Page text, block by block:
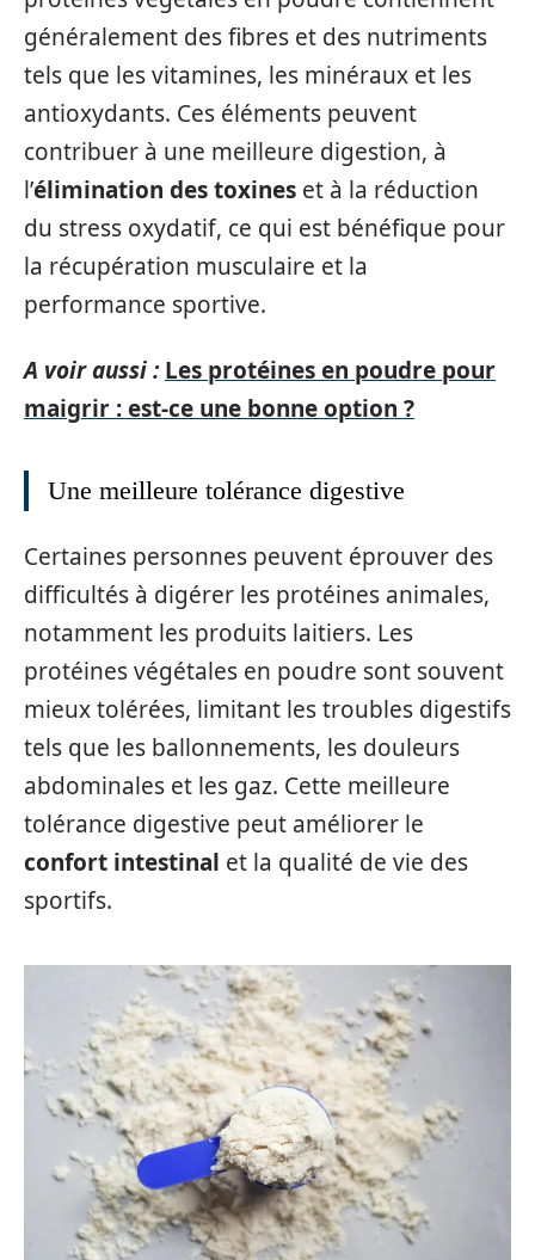
généralement des fibres et des nutriments
tels que les vitamines, les minéraux et les
antioxydants. Ces éléments peuvent
contribuer à une meilleure digestion, à
l’élimination des toxines et à la réduction
du stress oxydatif, ce qui est bénéfique pour
la récupération musculaire et la
performance sportive.
A voir aussi : Les protéines en poudre pour
maigrir : est-ce une bonne option ?
Une meilleure tolérance digestive
Certaines personnes peuvent éprouver des
difficultés à digérer les protéines animales,
notamment les produits laitiers. Les
protéines végétales en poudre sont souvent
mieux tolérées, limitant les troubles digestifs
tels que les ballonnements, les douleurs
abdominales et les gaz. Cette meilleure
tolérance digestive peut améliorer le
confort intestinal et la qualité de vie des
sportifs.